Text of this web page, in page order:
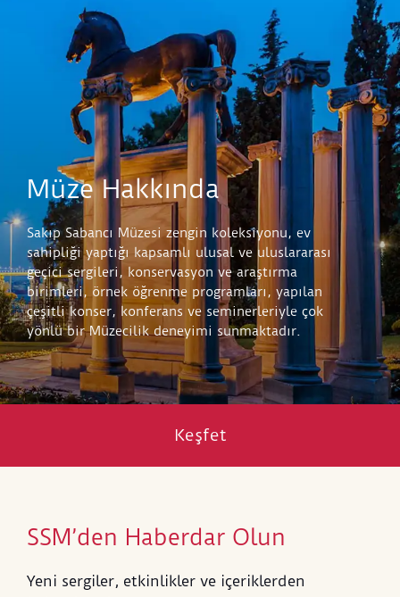
Müze Hakkında
Sakıp Sabancı Müzesi zengin koleksiyonu, ev
sahipliği yaptığı kapsamlı ulusal ve uluslararası
geçici sergileri, konservasyon ve araştırma
birimleri, örnek öğrenme programları, yapılan
çeşitli konser, konferans ve seminerleriyle çok
yönlü bir Müzecilik deneyimi sunmaktadır.
Keşfet
SSM’den Haberdar Olun
Yeni sergiler, etkinlikler ve içeriklerden